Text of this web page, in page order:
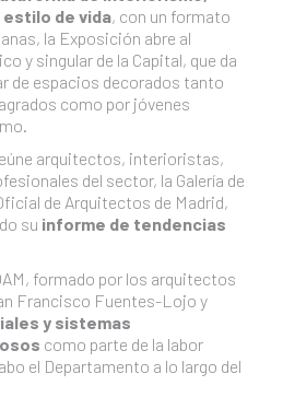
de vida, con un formato
la Exposición abre al
y singular de la Capital, que da
de espacios decorados tanto
como por jóvenes
arquitectos, interioristas,
del sector, la Galería de
de Arquitectos de Madrid,
su informe de tendencias
formado por los arquitectos
Francisco Fuentes-Lojo y
y sistemas
como parte de la labor
el Departamento a lo largo del